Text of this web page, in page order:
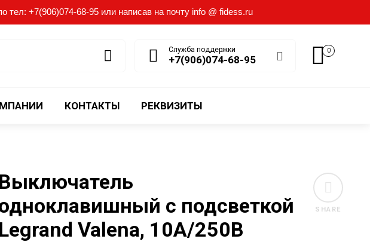
+7(906)074-68-95 или написав на почту info @ fidess.ru
Служба поддержки
+7(906)074-68-95
0
КОНТАКТЫ РЕКВИЗИТЫ
SHARE
Выключатель
с подсветкой
Legrand Valena, 10А/250В